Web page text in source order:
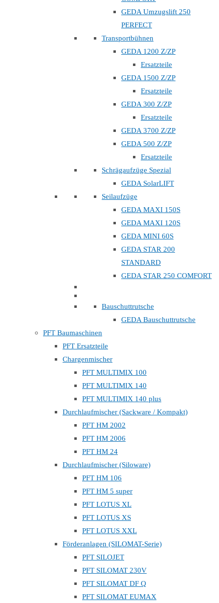
GEDA Umzugslift 250
PERFECT
Transportbühnen
GEDA 1200 Z/ZP
Ersatzteile
GEDA 1500 Z/ZP
Ersatzteile
GEDA 300 Z/ZP
Ersatzteile
GEDA 3700 Z/ZP
GEDA 500 Z/ZP
Ersatzteile
Schrägaufzüge Spezial
GEDA SolarLIFT
Seilaufzüge
GEDA MAXI 150S
GEDA MAXI 120S
GEDA MINI 60S
GEDA STAR 200
STANDARD
GEDA STAR 250 COMFORT
Bauschuttrutsche
GEDA Bauschuttrutsche
PFT Baumaschinen
PFT Ersatzteile
Chargenmischer
PFT MULTIMIX 100
PFT MULTIMIX 140
PFT MULTIMIX 140 plus
Durchlaufmischer (Sackware / Kompakt)
PFT HM 2002
PFT HM 2006
PFT HM 24
Durchlaufmischer (Siloware)
PFT HM 106
PFT HM 5 super
PFT LOTUS XL
PFT LOTUS XS
PFT LOTUS XXL
Förderanlagen (SILOMAT-Serie)
PFT SILOJET
PFT SILOMAT 230V
PFT SILOMAT DF Q
PFT SILOMAT EUMAX